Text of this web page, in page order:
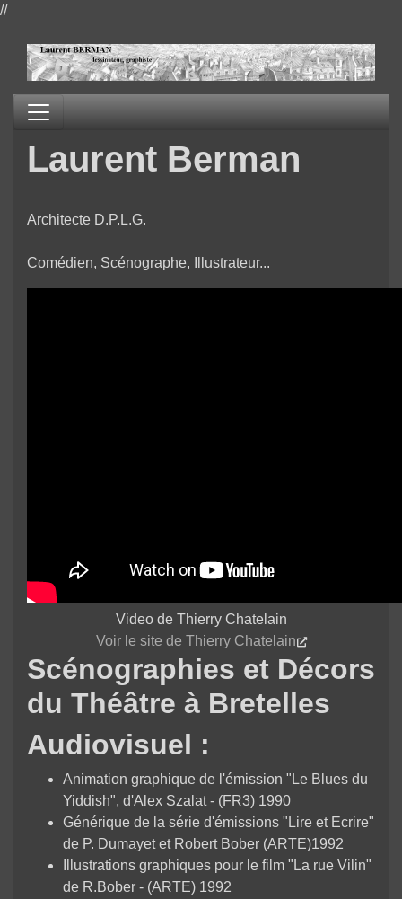
//
Laurent Berman
Architecte D.P.L.G.
Comédien, Scénographe, Illustrateur...
Video de Thierry Chatelain
Voir le site de Thierry Chatelain
Scénographies et Décors
du Théâtre à Bretelles
Audiovisuel :
Animation graphique de l'émission "Le Blues du
Yiddish", d'Alex Szalat - (FR3) 1990
Générique de la série d'émissions "Lire et Ecrire"
de P. Dumayet et Robert Bober (ARTE)1992
Illustrations graphiques pour le film "La rue Vilin"
de R.Bober - (ARTE) 1992